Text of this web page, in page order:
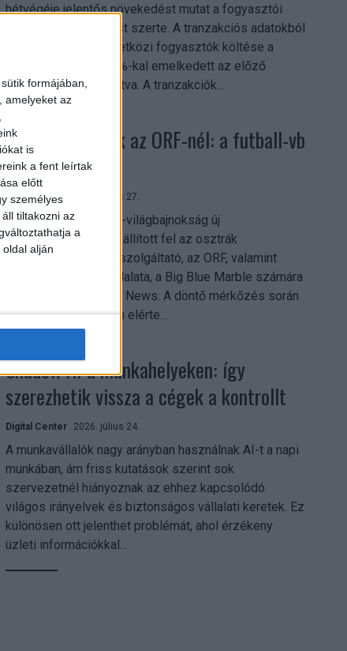
formájában,
amelyeket az
is
a fent leírtak
előtt
személyes
tiltakozni az
a
alján
hétvégéje jelentős növekedést mutat a fogyasztói
aktivitásban Budapest szerte. A tranzakciós adatokból
kiderül, hogy a nemzetközi fogyasztók költése a
versenyhétvégén 26%-kal emelkedett az előző
hétvégéhez viszonyítva. A tranzakciók...
Rekordok dőltek az ORF-nél: a futball-vb
mindent vitt
Digital Center 2026. július 27.
A 2026-os labdarúgó-világbajnokság új
streamingrekordokat állított fel az osztrák
közszolgálati műsorszolgáltató, az ORF, valamint
technológiai leányvállalata, a Big Blue Marble számára
– írja a Broadband TV News. A döntő mérkőzés során
az átlagos nézőszám elérte...
Shadow AI a munkahelyeken: így
szerezhetik vissza a cégek a kontrollt
Digital Center 2026. július 24.
A munkavállalók nagy arányban használnak AI-t a napi
munkában, ám friss kutatások szerint sok
szervezetnél hiányoznak az ehhez kapcsolódó
világos irányelvek és biztonságos vállalati keretek. Ez
különösen ott jelenthet problémát, ahol érzékeny
üzleti információkkal...